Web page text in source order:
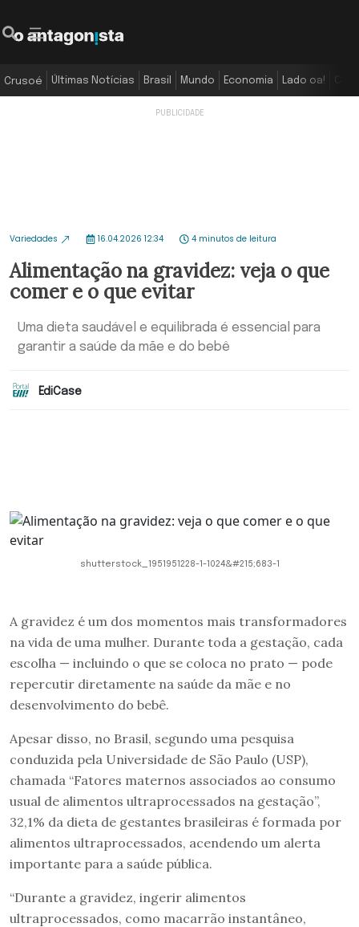
Crusoé Últimas Notícias Brasil Mundo Economia Lado oa!
Variedades 16.04.2026 12:34 4 minutos de leitura
Alimentação na gravidez: veja o que
comer e o que evitar
Uma dieta saudável e equilibrada é essencial para
garantir a saúde da mãe e do bebê
EdiCase
shutterstock_1951951228-1-1024&#215;683-1
A gravidez é um dos momentos mais transformadores
na vida de uma mulher. Durante toda a gestação, cada
escolha — incluindo o que se coloca no prato — pode
repercutir diretamente na saúde da mãe e no
desenvolvimento do bebê.
Apesar disso, no Brasil, segundo uma pesquisa
conduzida pela Universidade de São Paulo (USP),
chamada “Fatores maternos associados ao consumo
usual de alimentos ultraprocessados na gestação”,
32,1% da dieta de gestantes brasileiras é formada por
alimentos ultraprocessados, acendendo um alerta
importante para a saúde pública.
“Durante a gravidez, ingerir alimentos
ultraprocessados, como macarrão instantâneo,